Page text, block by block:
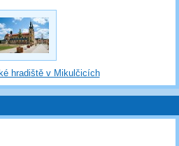
hradiště v Mikulčicích